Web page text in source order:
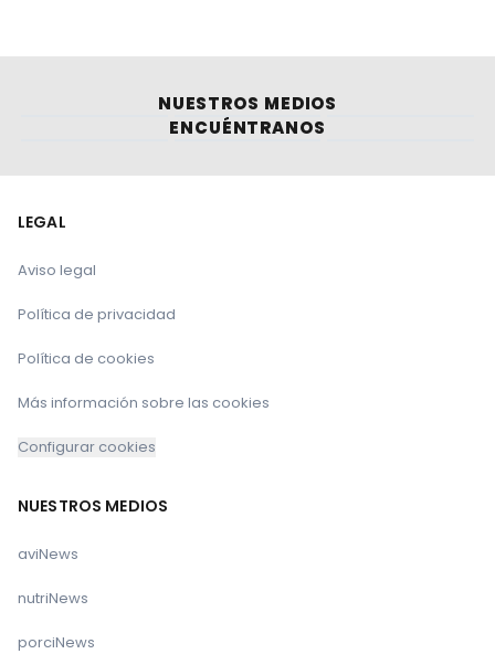
NUESTROS MEDIOS
ENCUÉNTRANOS
LEGAL
Aviso legal
Política de privacidad
Política de cookies
Más información sobre las cookies
Configurar cookies
NUESTROS MEDIOS
aviNews
nutriNews
porciNews